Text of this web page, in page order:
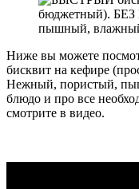
Ниже вы можете
бисквит на кефире
Нежный, пористый,
блюдо и про все
смотрите в видео.